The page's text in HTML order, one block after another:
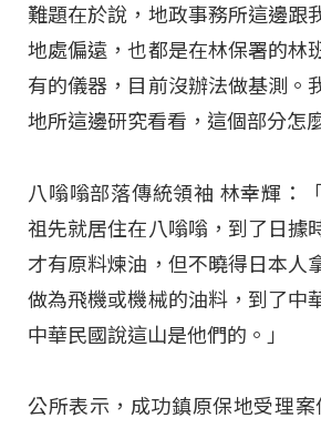
難題在於說，地政事務所這邊跟
地處偏遠，也都是在林保署的林
有的儀器，目前沒辦法做基測。
地所這邊研究看看，這個部分怎
八嗡嗡部落傳統領袖 林幸輝：
祖先就居住在八嗡嗡，到了日據
才有原料煉油，但不曉得日本人
做為飛機或機械的油料，到了中
中華民國說這山是他們的。」
公所表示，成功鎮原保地受理案